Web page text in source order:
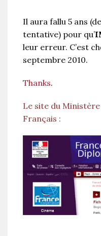
Il aura fallu 5 ans
tentative) pour qu’
leur erreur. C’est
septembre 2010.
Thanks.
Le site du
Français :